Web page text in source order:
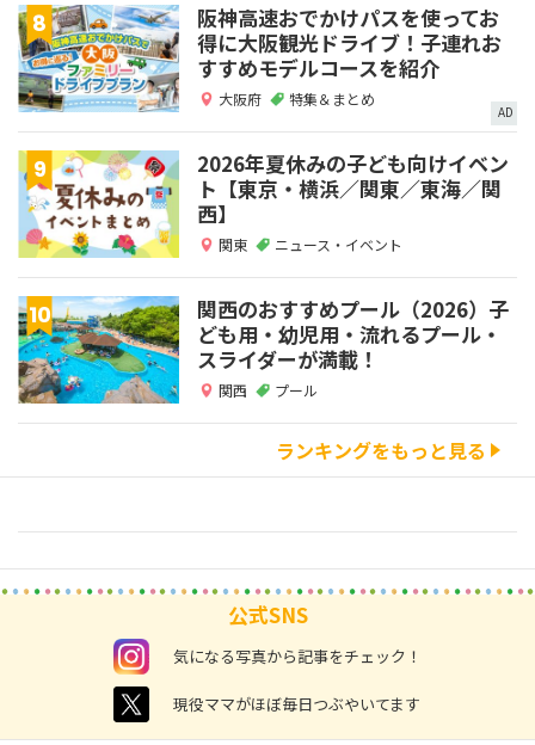
阪神高速おでかけパスを使ってお
得に大阪観光ドライブ！子連れお
すすめモデルコースを紹介
大阪府 特集＆まとめ
AD
2026年夏休みの子ども向けイベン
ト【東京・横浜／関東／東海／関
西】
関東 ニュース・イベント
関西のおすすめプール（2026）子
ども用・幼児用・流れるプール・
スライダーが満載！
関西 プール
ランキングをもっと見る
公式SNS
instagram 気になる写真から記事をチェック！
twitter 現役ママがほぼ毎日つぶやいてます